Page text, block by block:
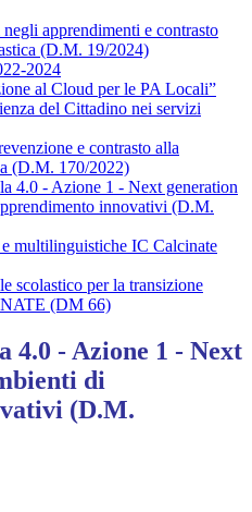
apprendimenti e contrasto
(D.M. 19/2024)
2024
al Cloud per le PA Locali”
del Cittadino nei servizi
e contrasto alla
(D.M. 170/2022)
4.0 - Azione 1 - Next generation
innovativi (D.M.
multilinguistiche IC Calcinate
scolastico per la transizione
(DM 66)
4.0 - Azione 1 - Next
di
(D.M.